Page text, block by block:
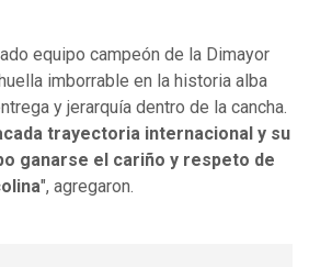
equipo campeón de la Dimayor
imborrable en la historia alba
y jerarquía dentro de la cancha.
trayectoria internacional y su
ganarse el cariño y respeto de
", agregaron.